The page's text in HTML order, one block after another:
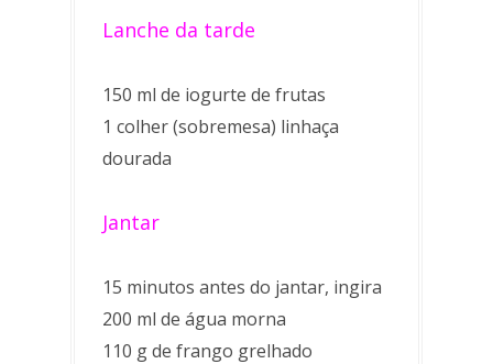
Lanche da tarde
150 ml de iogurte de frutas
1 colher (sobremesa) linhaça
dourada
Jantar
15 minutos antes do jantar, ingira
200 ml de água morna
110 g de frango grelhado